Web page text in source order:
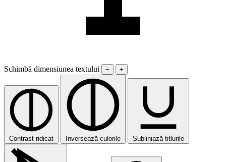
Schimbă dimensiunea textului − +
Contrast ridicat Inversează culorile Subliniază titlurile